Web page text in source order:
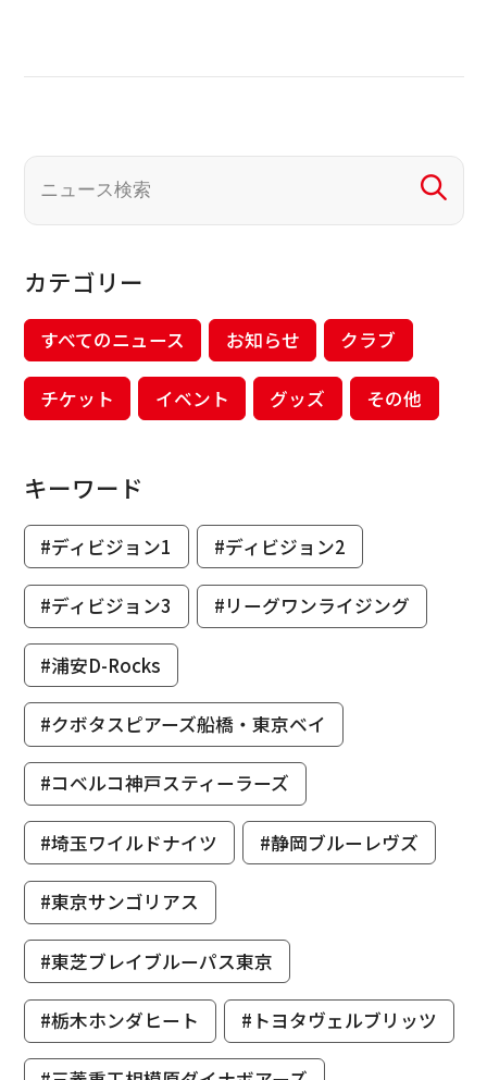
カテゴリー
すべてのニュース お知らせ クラブ
チケット イベント グッズ その他
キーワード
#ディビジョン1 #ディビジョン2
#ディビジョン3 #リーグワンライジング
#浦安D-Rocks
#クボタスピアーズ船橋・東京ベイ
#コベルコ神戸スティーラーズ
#埼玉ワイルドナイツ #静岡ブルーレヴズ
#東京サンゴリアス
#東芝ブレイブルーパス東京
#栃木ホンダヒート #トヨタヴェルブリッツ